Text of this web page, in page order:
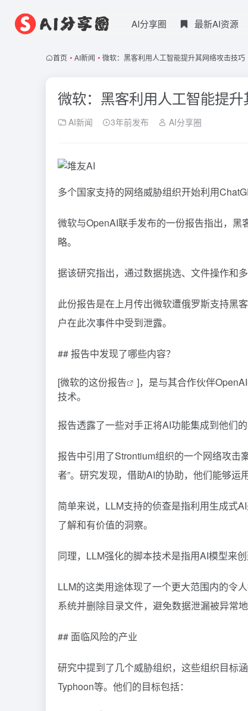
AI分享圈 最新AI资源
首页 • AI新闻 • 微软：黑客利用人工智能提升其网络攻击技巧
微软：黑客利用人工智能提
AI新闻 3年前发布 AI分享圈
多个国家支持的网络威胁组织开始利用
微软与OpenAI联手发布的一份报告指出，
略。
据该研究指出，通过数据挑选、文件操作和
此份报告是在上月传出微软遭俄罗斯支持黑
户在此次事件中受到泄露。
## 报告中发现了哪些内容？
[微软的这份报告
]，是与其合作伙伴
技术。
报告透露了一些对手正将AI功能集成到他们的
报告中引用了Strontium组织的一个网络攻击
者”。研究发现，借助AI的协助，他们能够运
简单来说，LLM支持的侦查是指利用生成式
了解和有价值的洞察。
同理，LLM强化的脚本技术是指用AI模型来
LLM的这类用途体现了一个更大范围内的令
系统并删除目录文件，避免数据泄漏被异常地
## 面临风险的产业
研究中提到了几个威胁组织，这些组织目标
Typhoon等。他们的目标包括：